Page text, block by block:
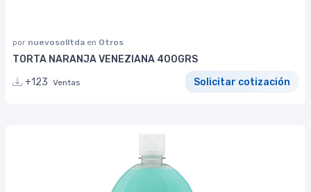
por nuevosolltda en Otros
TORTA NARANJA VENEZIANA 400GRS
+123 Ventas Solicitar cotización